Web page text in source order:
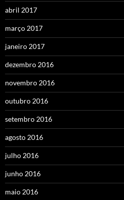
abril 2017
março 2017
janeiro 2017
dezembro 2016
novembro 2016
outubro 2016
setembro 2016
agosto 2016
julho 2016
junho 2016
maio 2016